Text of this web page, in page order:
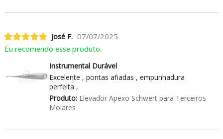
José F. 07/07/2025
Eu recomendo esse produto.
Instrumental Durável
Excelente , pontas afiadas , empunhadura
perfeita ,
Produto:Elevador Apexo Schwert para Terceiros
Molares